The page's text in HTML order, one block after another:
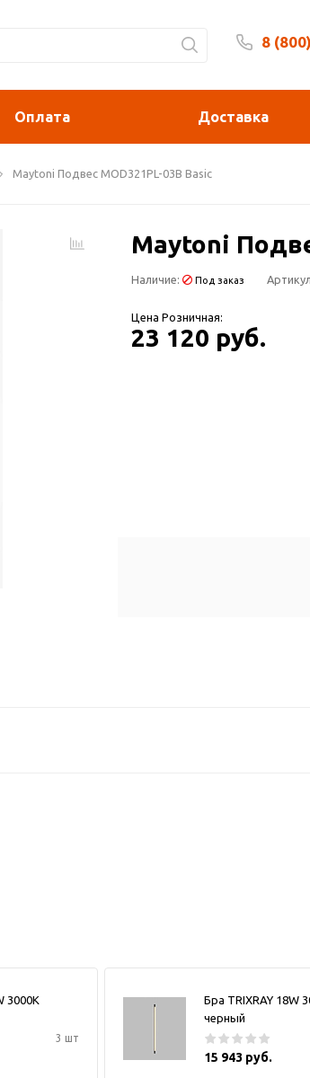
8
Оплата Доставка
Maytoni Подвес MOD321PL-03B Basic
Maytoni
Наличие: Под заказ
Цена Розничная:
23 120 руб.
3000К
3 шт
Бра TRIXRAY 18W
черный
15 943 руб.